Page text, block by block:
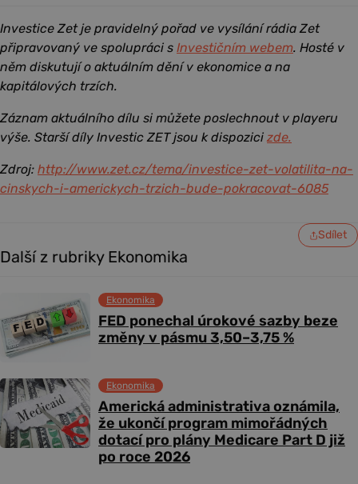
Investice Zet je pravidelný pořad ve vysílání rádia Zet
připravovaný ve spolupráci s Investičním webem. Hosté v
něm diskutují o aktuálním dění v ekonomice a na
kapitálových trzích.
Záznam aktuálního dílu si můžete poslechnout v playeru
výše. Starší díly Investic ZET jsou k dispozici zde.
Zdroj: http://www.zet.cz/tema/investice-zet-volatilita-na-
cinskych-i-americkych-trzich-bude-pokracovat-6085
Sdílet
Další z rubriky Ekonomika
FED ponechal úrokové sazby beze
změny v pásmu 3,50–3,75 %
Ekonomika
Americká administrativa oznámila,
že ukončí program mimořádných
dotací pro plány Medicare Part D již
po roce 2026
Ekonomika